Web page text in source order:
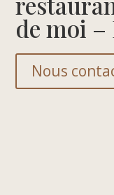
de moi –
Nous